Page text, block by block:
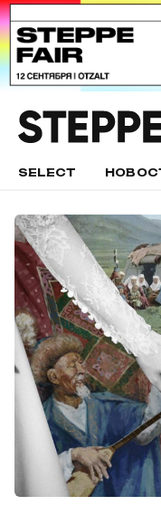
SELECT